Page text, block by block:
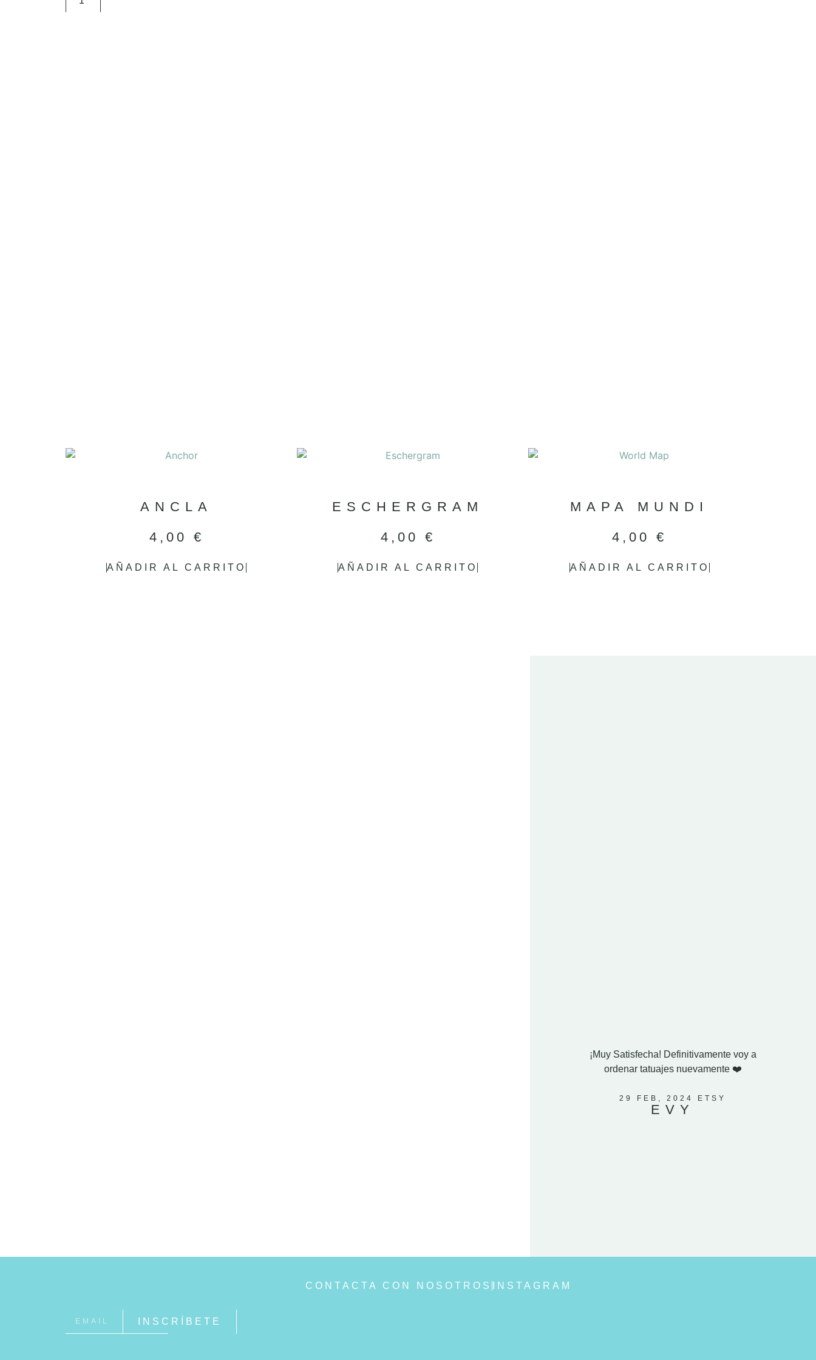
ANCLA
4,00 €
AÑADIR AL CARRITO
ESCHERGRAM
4,00 €
AÑADIR AL CARRITO
MAPA MUNDI
4,00€
AÑADIR AL CARRITO
¡Muy Satisfecha! Definitivamente voy a
ordenar tatuajes nuevamente ❤️
29 FEB, 2024 ETSY
EVY
INSCRÍBETE
CONTACTA CON NOSOTROS INSTAGRAM